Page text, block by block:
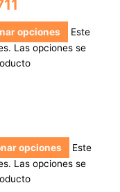
opciones
Este
Las opciones se
opciones
Este
Las opciones se